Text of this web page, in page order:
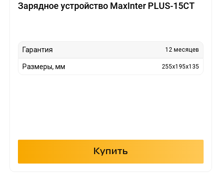
Зарядное устройство MaxInter PLUS-15CT
Гарантия 12 месяцев
Размеры, мм 255x195x135
Купить